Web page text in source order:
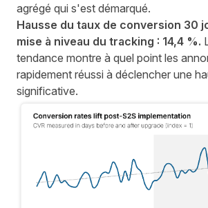
agrégé qui s'est démarqué.
Hausse du taux de conversion 30
mise à niveau du tracking : 14,4 %.
tendance montre à quel point les
rapidement réussi à déclencher une
significative.